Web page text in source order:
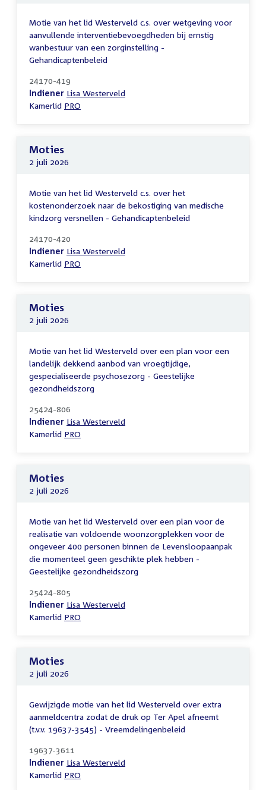
Motie van het lid Westerveld c.s. over wetgeving voor
aanvullende interventiebevoegdheden bij ernstig
wanbestuur van een zorginstelling -
Gehandicaptenbeleid
24170-419
Indiener Lisa Westerveld
Kamerlid PRO
Moties
2 juli 2026
Motie van het lid Westerveld c.s. over het
kostenonderzoek naar de bekostiging van medische
kindzorg versnellen - Gehandicaptenbeleid
24170-420
Indiener Lisa Westerveld
Kamerlid PRO
Moties
2 juli 2026
Motie van het lid Westerveld over een plan voor een
landelijk dekkend aanbod van vroegtijdige,
gespecialiseerde psychosezorg - Geestelijke
gezondheidszorg
25424-806
Indiener Lisa Westerveld
Kamerlid PRO
Moties
2 juli 2026
Motie van het lid Westerveld over een plan voor de
realisatie van voldoende woonzorgplekken voor de
ongeveer 400 personen binnen de Levensloopaanpak
die momenteel geen geschikte plek hebben -
Geestelijke gezondheidszorg
25424-805
Indiener Lisa Westerveld
Kamerlid PRO
Moties
2 juli 2026
Gewijzigde motie van het lid Westerveld over extra
aanmeldcentra zodat de druk op Ter Apel afneemt
(t.v.v. 19637-3545) - Vreemdelingenbeleid
19637-3611
Indiener Lisa Westerveld
Kamerlid PRO